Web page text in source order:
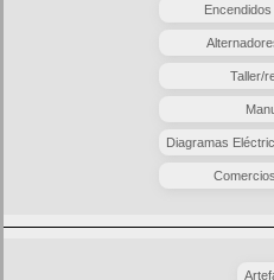
Encendidos
Taller/
Diagramas